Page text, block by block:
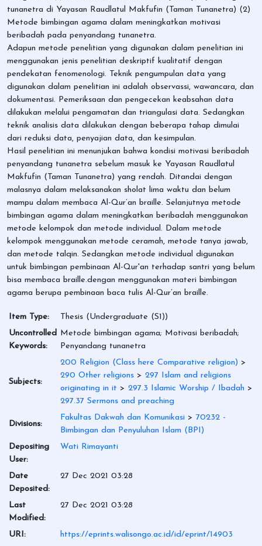
tunanetra di Yayasan Raudlatul Makfufin (Taman Tunanetra) (2)
Metode bimbingan agama dalam meningkatkan motivasi
beribadah pada penyandang tunanetra.
Adapun metode penelitian yang digunakan dalam penelitian ini
menggunakan jenis penelitian deskriptif kualitatif dengan
pendekatan fenomenologi. Teknik pengumpulan data yang
digunakan dalam penelitian ini adalah observassi, wawancara, dan
dokumentasi. Pemeriksaan dan pengecekan keabsahan data
dilakukan melalui pengamatan dan triangulasi data. Sedangkan
teknik analisis data dilakukan dengan beberapa tahap dimulai
dari reduksi data, penyajian data, dan kesimpulan.
Hasil penelitian ini menunjukan bahwa kondisi motivasi beribadah
penyandang tunanetra sebelum masuk ke Yayasan Raudlatul
Makfufin (Taman Tunanetra) yang rendah. Ditandai dengan
malasnya dalam melaksanakan sholat lima waktu dan belum
mampu dalam membaca Al-Qur’an braille. Selanjutnya metode
bimbingan agama dalam meningkatkan beribadah menggunakan
metode kelompok dan metode individual. Dalam metode
kelompok menggunakan metode ceramah, metode tanya jawab,
dan metode talqin. Sedangkan metode individual digunakan
untuk bimbingan pembinaan Al-Qur'an terhadap santri yang belum
bisa membaca braille.dengan menggunakan materi bimbingan
agama berupa pembinaan baca tulis Al-Qur’an braille.
Item Type:
Thesis (Undergraduate (S1))
Uncontrolled
Keywords:
Metode bimbingan agama; Motivasi beribadah;
Penyandang tunanetra
Subjects:
200 Religion (Class here Comparative religion) >
290 Other religions > 297 Islam and religions
originating in it > 297.3 Islamic Worship / Ibadah >
297.37 Sermons and preaching
Divisions:
Fakultas Dakwah dan Komunikasi > 70232 -
Bimbingan dan Penyuluhan Islam (BPI)
Depositing
User:
Wati Rimayanti
Date
Deposited:
27 Dec 2021 03:28
Last
Modified:
27 Dec 2021 03:28
URI: https://eprints.walisongo.ac.id/id/eprint/14903